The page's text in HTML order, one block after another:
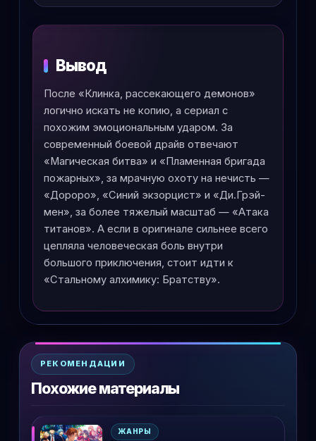
Вывод
После «Клинка, рассекающего демонов»
логично искать не копию, а сериал с
похожим эмоциональным ударом. За
современный боевой драйв отвечают
«Магическая битва» и «Пламенная бригада
пожарных», за мрачную охоту на нечисть —
«Дороро», «Синий экзорцист» и «Ди.Грэй-
мен», за более тяжелый масштаб — «Атака
титанов». А если в оригинале сильнее всего
цепляла человеческая боль внутри
большого приключения, стоит идти к
«Стальному алхимику: Братству».
РЕКОМЕНДАЦИИ
Похожие материалы
ЖАНРЫ